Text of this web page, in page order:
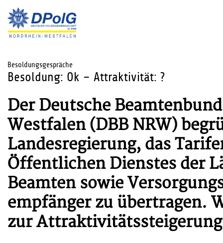
Besoldungsgespräche
Besoldung: Ok – Attraktivität: ?
Der Deutsche
Westfalen (DBB NRW)
Landesregierung, das
Öffentlichen Dienstes der
Beamten sowie
empfänger zu übertragen.
zur